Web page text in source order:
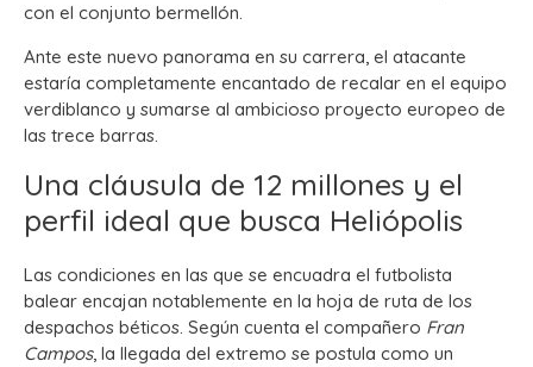
con el conjunto bermellón.
Ante este nuevo panorama en su carrera, el atacante
estaría completamente encantado de recalar en el equipo
verdiblanco y sumarse al ambicioso proyecto europeo de
las trece barras.
Una cláusula de 12 millones y el
perfil ideal que busca Heliópolis
Las condiciones en las que se encuadra el futbolista
balear encajan notablemente en la hoja de ruta de los
despachos béticos. Según cuenta el compañero Fran
Campos, la llegada del extremo se postula como un